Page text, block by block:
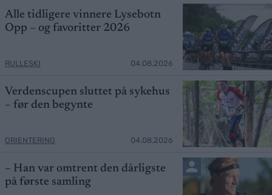
Alle tidligere vinnere Lysebotn
Opp – og favoritter 2026
RULLESKI 04.08.2026
Verdenscupen sluttet på sykehus
– før den begynte
ORIENTERING 04.08.2026
– Han var omtrent den dårligste
på første samling